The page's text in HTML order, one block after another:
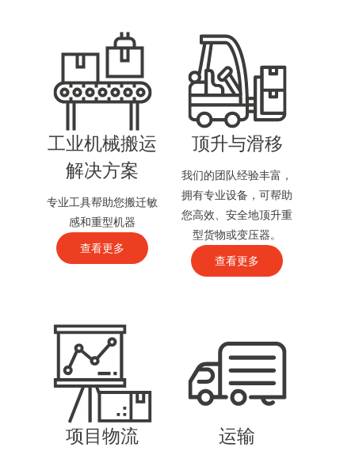
工业机械搬运
解决方案
专业工具帮助您搬迁敏
感和重型机器
查看更多
顶升与滑移
我们的团队经验丰富，
拥有专业设备，可帮助
您高效、安全地顶升重
型货物或变压器。
查看更多
项目物流 运输